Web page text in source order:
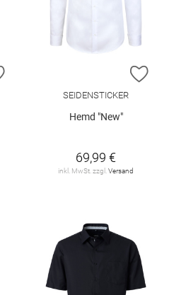
ZUR WUNSCHLISTE HINZUFÜGEN
ZUR
SEIDENSTICKER
Hemd "New"
69,99 €
inkl. MwSt. zzgl.Versand